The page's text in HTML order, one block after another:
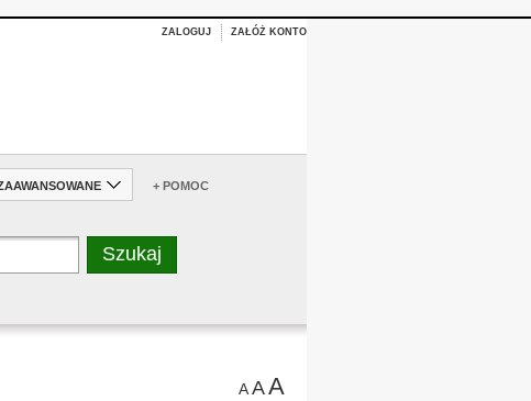
ZALOGUJ ZAŁÓŻ KONTO
+ POMOC
AAA